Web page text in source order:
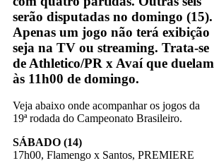
serão disputadas no domingo (15).
Apenas um jogo não terá exibição
seja na TV ou streaming. Trata-se
de Athletico/PR x Avaí que duelam
às 11h00 de domingo.
Veja abaixo onde acompanhar os jogos da
19ª rodada do Campeonato Brasileiro.
SÁBADO (14)
17h00, Flamengo x Santos, PREMIERE